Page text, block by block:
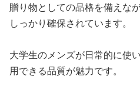
贈り物としての品格を備えな
しっかり確保されています。
大学生のメンズが日常的に使
用できる品質が魅力です。